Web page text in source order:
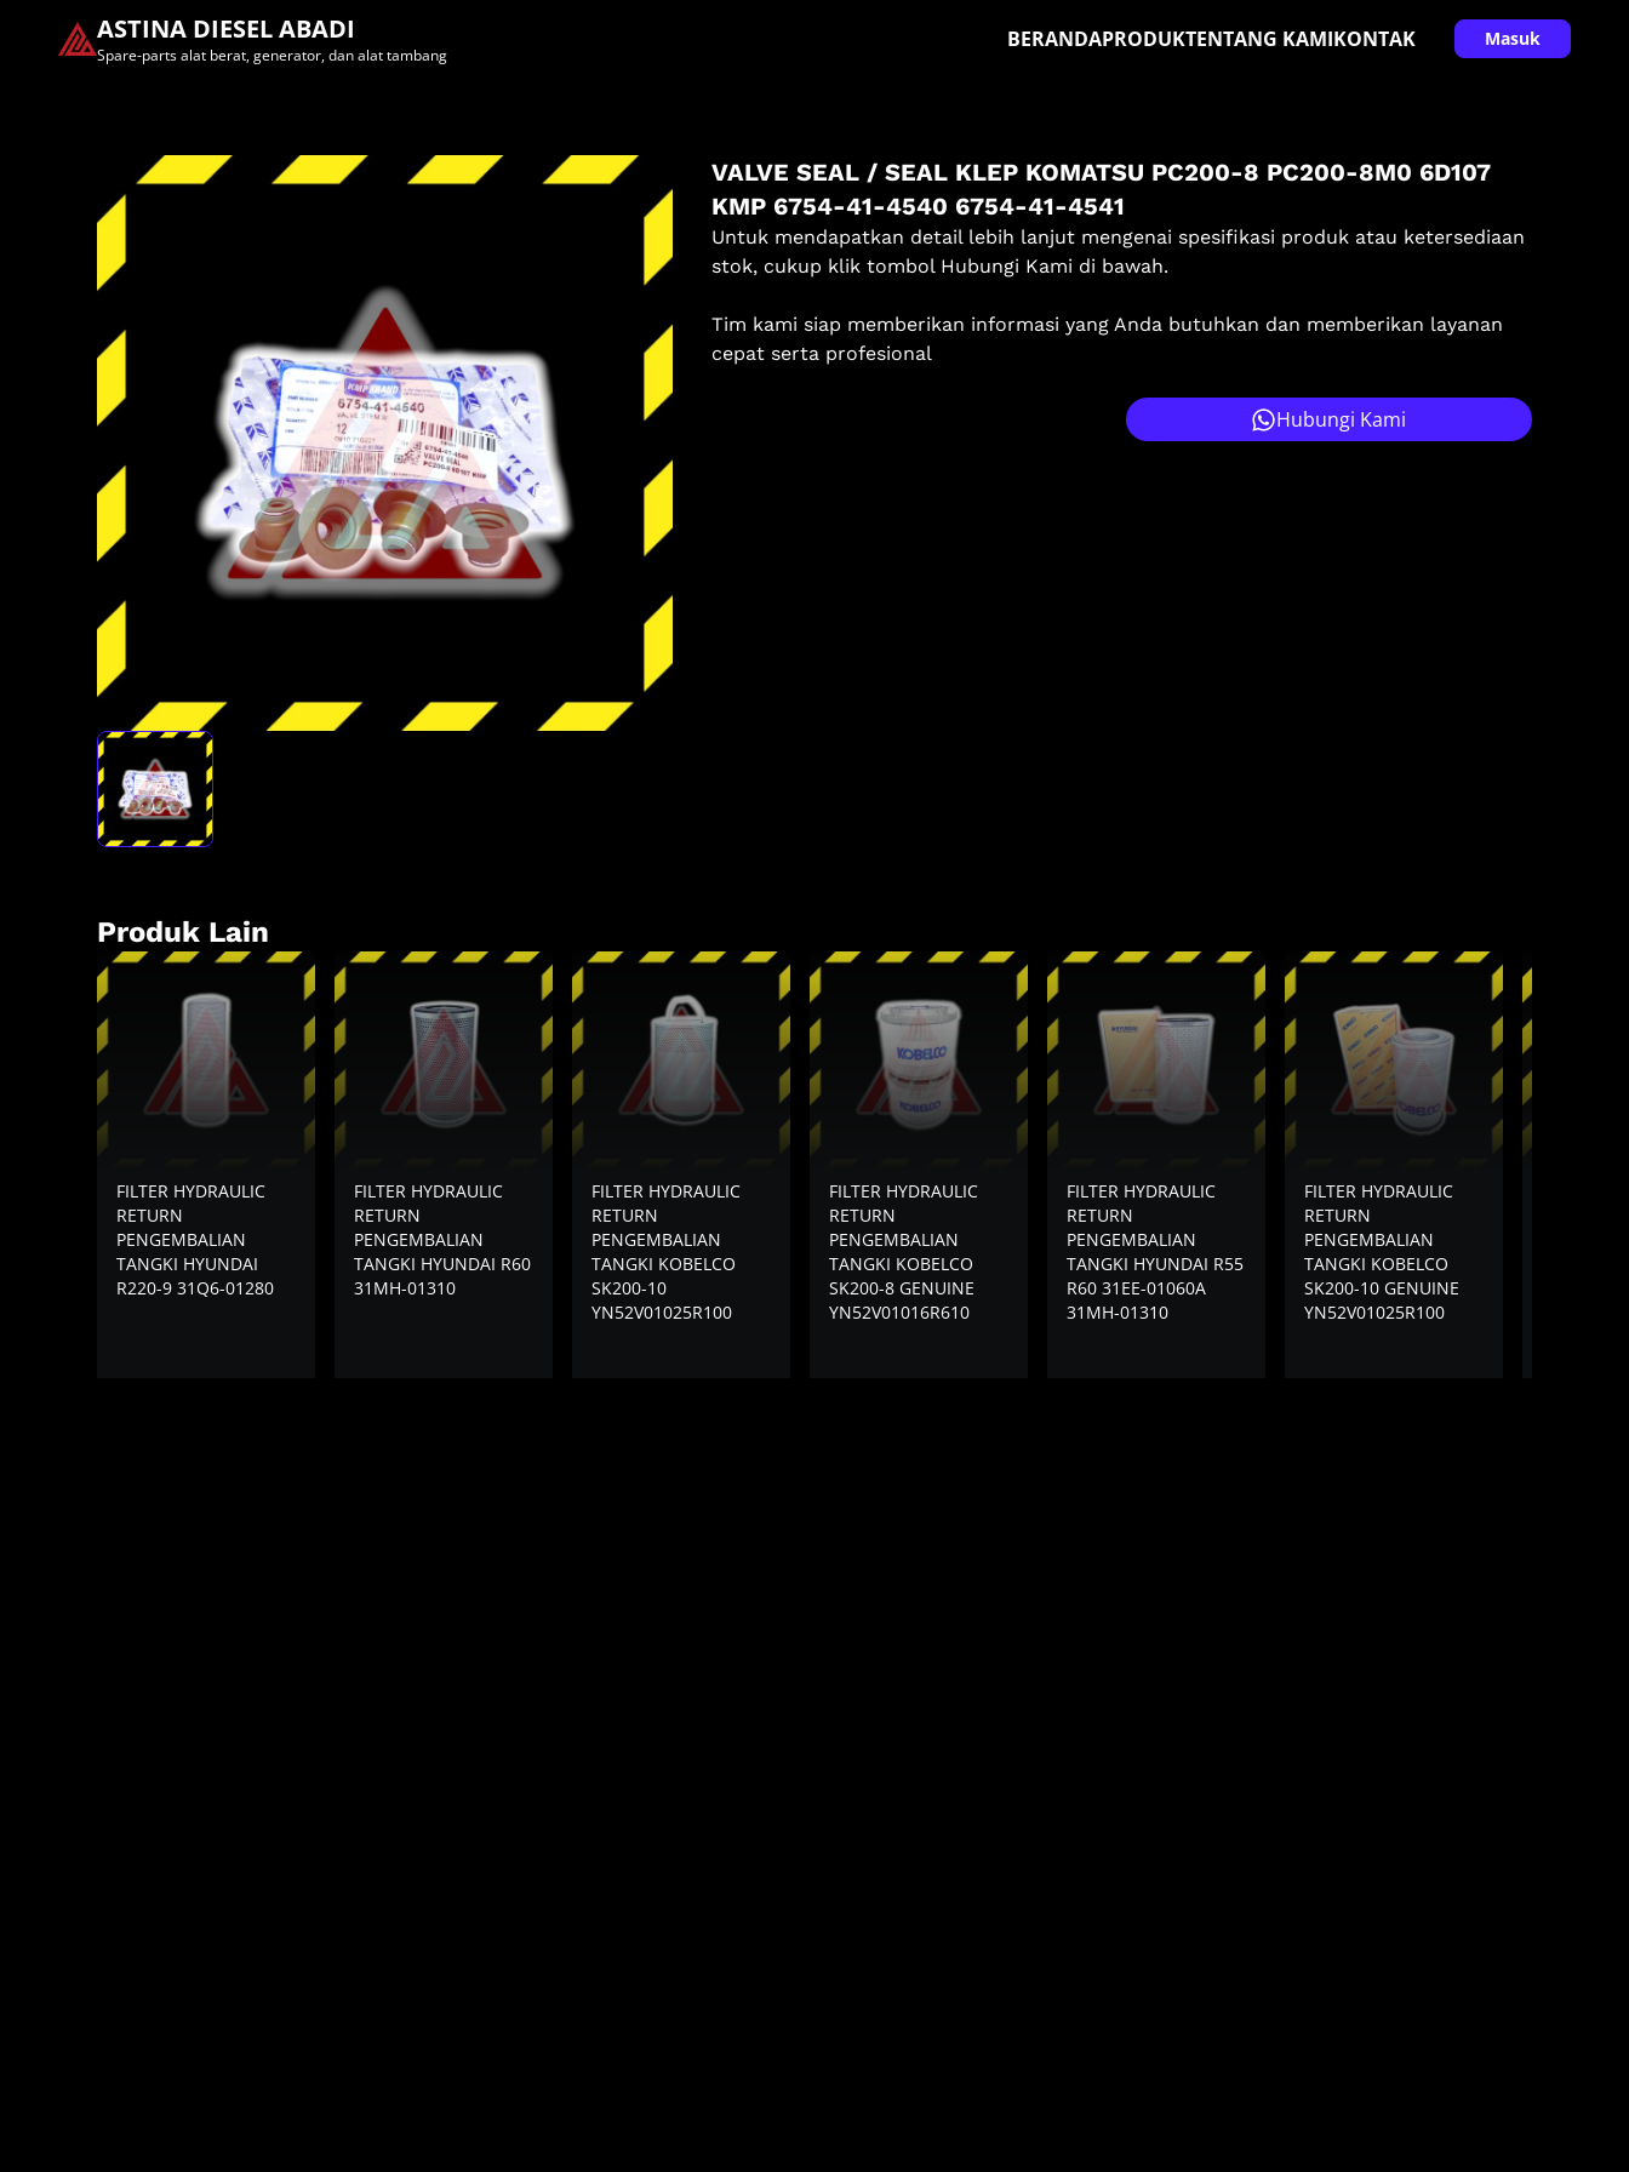
ASTINA DIESEL ABADI
Spare-parts alat berat, generator, dan alat tambang
BERANDAPRODUKTENTANG KAMIKONTAK Masuk
Masuk
Lanjutkan dengan Google
Dengan melanjutkan, kamu telah membaca dan setuju
dengan
Ketentuan Layanandan Kebijakan Privasikami.
VALVE SEAL / SEAL KLEP KOMATSU PC200-8 PC200-8M0 6D107
KMP 6754-41-4540 6754-41-4541
Untuk mendapatkan detail lebih lanjut mengenai spesifikasi produk atau ketersediaan
stok, cukup klik tombol Hubungi Kami di bawah.
Tim kami siap memberikan informasi yang Anda butuhkan dan memberikan layanan
cepat serta profesional
Hubungi Kami
Produk Lain
FILTER HYDRAULIC
RETURN
PENGEMBALIAN
TANGKI HYUNDAI
R220-9 31Q6-01280
FILTER HYDRAULIC
RETURN
PENGEMBALIAN
TANGKI HYUNDAI R60
31MH-01310
FILTER HYDRAULIC
RETURN
PENGEMBALIAN
TANGKI KOBELCO
SK200-10
YN52V01025R100
FILTER HYDRAULIC
RETURN
PENGEMBALIAN
TANGKI KOBELCO
SK200-8 GENUINE
YN52V01016R610
FILTER HYDRAULIC
RETURN
PENGEMBALIAN
TANGKI HYUNDAI R55
R60 31EE-01060A
31MH-01310
FILTER HYDRAULIC
RETURN
PENGEMBALIAN
TANGKI KOBELCO
SK200-10 GENUINE
YN52V01025R100